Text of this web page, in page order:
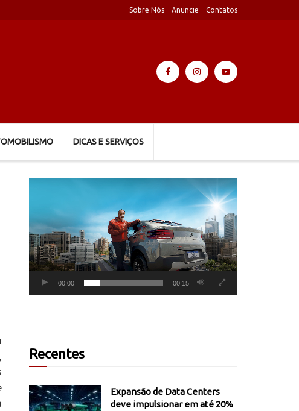
Sobre Nós Anuncie Contatos
DICAS E SERVIÇOS
00:00 00:15
Recentes
Expansão de Data Centers
deve impulsionar em até 20%